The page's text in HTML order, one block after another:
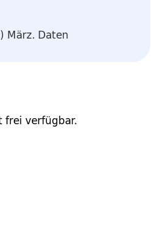
März. Daten
frei verfügbar.